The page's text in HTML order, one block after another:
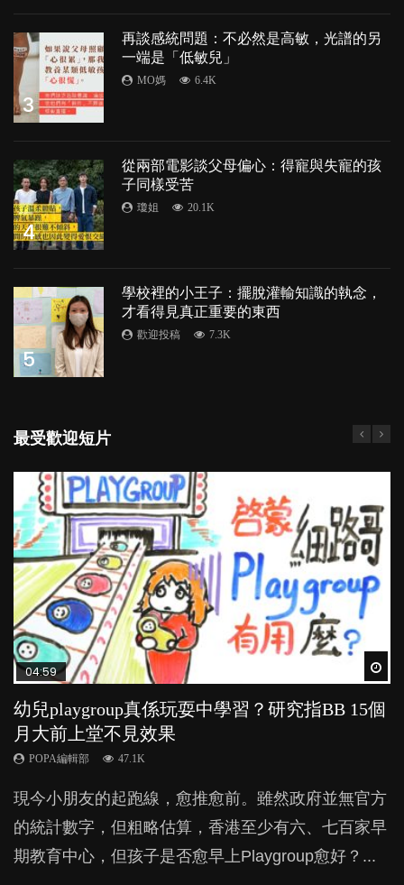
3
再談感統問題：不必然是高敏，光譜的另
一端是「低敏兒」
MO媽 6.4K
4
從兩部電影談父母偏心：得寵與失寵的孩
子同樣受苦
瓊姐 20.1K
5
學校裡的小王子：擺脫灌輸知識的執念，
才看得見真正重要的東西
歡迎投稿 7.3K
最受歡迎短片
04:59
幼兒playgroup真係玩耍中學習？研究指BB 15個
月大前上堂不見效果
POPA編輯部 47.1K
現今小朋友的起跑線，愈推愈前。雖然政府並無官方
的統計數字，但粗略估算，香港至少有六、七百家早
期教育中心，但孩子是否愈早上Playgroup愈好？...
03:39
幼稚園遊戲課 如何刺激幼兒自發學習取代獎勵
與懲罰？
POPA編輯部 33.1K
由美國學者所創的 tools of the mind 課程，學生以遊
戲方式學習，學術能力和自制能力亦明顯比其他小朋
友優勝，到底這課程有何特別之處？...
03:02
老公患產後憂鬱症對BB的影響
POPA編輯部 15.9K
鬱，影響日常生活，嚴重的甚至會有自殺，或傷害小
朋友的念頭。但為何爸爸患上產後抑鬱往往難以察
覺？...
04:06
全職好？在職好？｜全職媽媽與在職媽媽的壓
力與價值
POPA編輯部 25.8K
許多媽媽心底可能都有一刻掙扎過：究竟全職好，還
是在職好。雖說每個家庭都有自己的獨特狀況和考慮
因素，但原來全職和在職媽媽所養育的子女其實都各
03:41
BB口腔期乜都放入口，父母該制止還是放手？
POPA編輯部 25.5K
成吮手指的習慣，大個就很難戒，但原來一刀切阻止
他們放東西入口，隨時會影響孩子的身心發展？...